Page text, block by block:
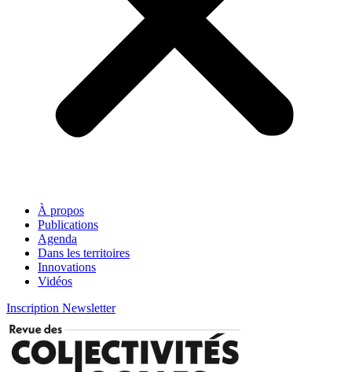
À propos
Publications
Agenda
Dans les territoires
Innovations
Vidéos
Inscription Newsletter